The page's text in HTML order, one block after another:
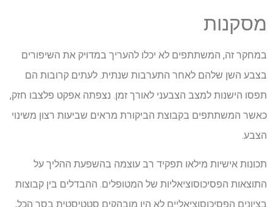
מסקנות
במחקר זה, המשתתפים לא יכלו להעריך במדויק את השיפורים
בצבע השן שלהם לאחר התערבות שנתית. לעתים קרובות הם
תפסו הישנות למצב הצבעני לאורך זמן. נצפתה אפקט פלצבו חזק,
כאשר המשתתפים בקבוצת הביקורת מראים שביעות רצון משינוי
הצבע.
תכונות אישיות מילאו תפקיד רב עוצמה בהשפעת ההליך על
התוצאות הפסיכוסוציאליות של המטופלים. ההבדלים בין קבוצות
בציונים הפסיכוסוציאליים לא היו מובהקים סטטיסטית בסך הכל,